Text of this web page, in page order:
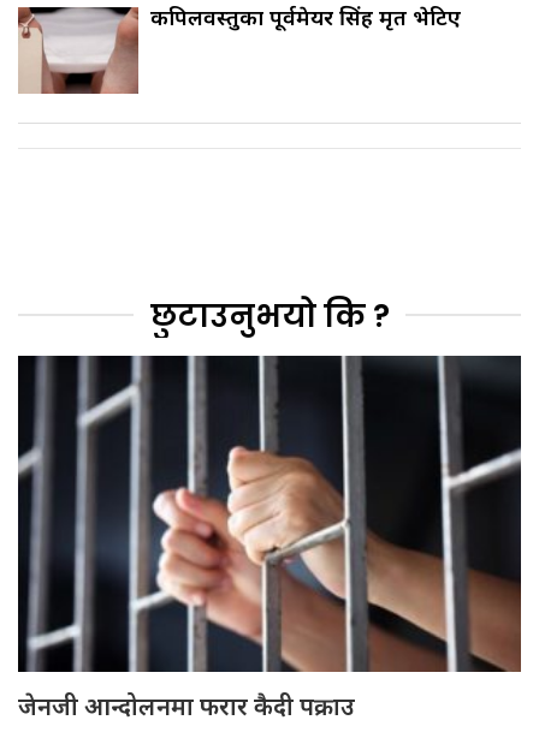
कपिलवस्तुका पूर्वमेयर सिंह मृत भेटिए
छुटाउनुभयो कि ?
जेनजी आन्दोलनमा फरार कैदी पक्राउ